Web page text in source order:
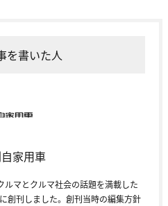
を書いた人
家用車
ルマとクルマ社会の話題を満載した
創刊しました。創刊当時の編集方針